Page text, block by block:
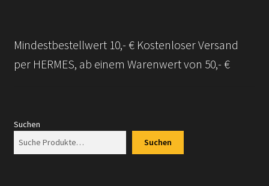
Mindestbestellwert 10,- € Kostenloser Versand
per HERMES, ab einem Warenwert von 50,- €
Suchen
Suchen